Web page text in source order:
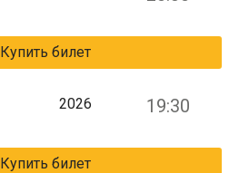
Купить билет
2026 19:30
Купить билет